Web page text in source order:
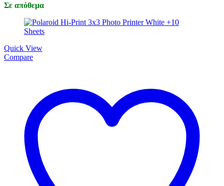
Σε απόθεμα
Quick View
Compare